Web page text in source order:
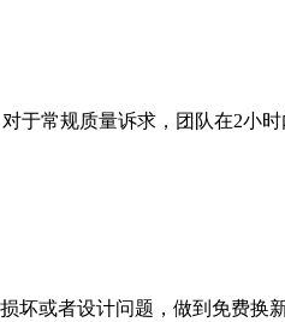
于常规质量诉求，团队在2小时
坏或者设计问题，做到免费换